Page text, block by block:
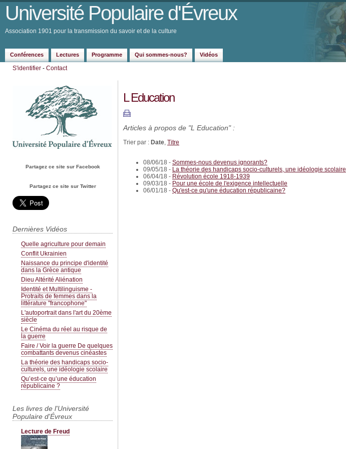
Université Populaire d'Évreux
Association 1901 pour la transmission du savoir et de la culture
Conférences Lectures Programme Qui sommes-nous? Vidéos
S'identifier - Contact
Partagez ce site sur Facebook
Partagez ce site sur Twitter
Dernières Vidéos
Quelle agriculture pour demain
Conflit Ukrainien
Naissance du principe d'identité
dans la Grèce antique
Dieu Altérité Aliénation
Identité et Multilinguisme -
Protraits de femmes dans la
littérature "francophone"
L'autoportrait dans l'art du 20ème
siècle
Le Cinéma du réel au risque de
la guerre
Faire / Voir la guerre De quelques
combattants devenus cinéastes
La théorie des handicaps socio-
culturels, une idéologie scolaire
Qu’est-ce qu’une éducation
républicaine ?
Les livres de l'Université
Populaire d'Évreux
Lecture de Freud
L Education
Articles à propos de "L Education" :
Trier par : Date, Titre
08/06/18 - Sommes-nous devenus ignorants?
09/05/18 - La théorie des handicaps socio-culturels, une idéologie scolaire
06/04/18 - Révolution école 1918-1939
09/03/18 - Pour une école de l'exigence intellectuelle
06/01/18 - Qu'est-ce qu'une éducation républicaine?